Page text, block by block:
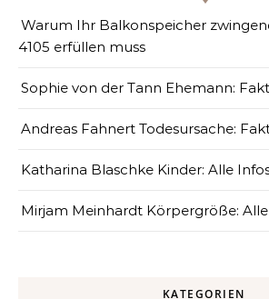
Warum Ihr Balkonspeicher
4105 erfüllen muss
Sophie von der Tann Ehemann:
Andreas Fahnert Todesursache:
Katharina Blaschke Kinder: Alle
Mirjam Meinhardt Körpergröße:
KATEGORIEN